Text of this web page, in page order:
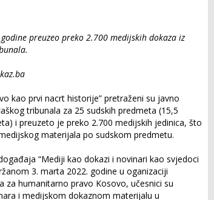
preuzeo preko 2.700 medijskih dokaza iz
kao prvi nacrt historije” pretraženi su javno
tribunala za 25 sudskih predmeta (15,5
i preuzeto je preko 2.700 medijskih jedinica, što
materijala po sudskom predmetu.
“Mediji kao dokazi i novinari kao svjedoci
3. marta 2022. godine u oganizaciji
za humanitarno pravo Kosovo, učesnici su
i medijskom dokaznom materijalu u